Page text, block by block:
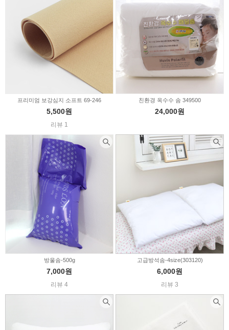
프리미엄 보강심지 소프트 69-246
5,500원
리뷰 1
친환경 옥수수 솜 349500
24,000원
방울솜-500g
7,000원
리뷰 4
고급방석솜-4size(303120)
6,000원
리뷰 3